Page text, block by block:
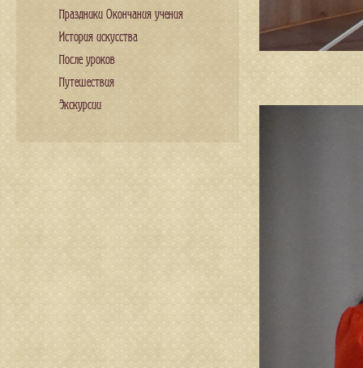
Праздники Окончания учения
История искусства
После уроков
Путешествия
Экскурсии